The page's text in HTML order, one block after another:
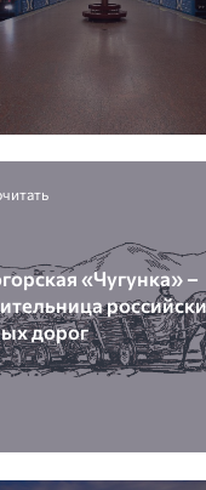
«Чугунка» –
дорог